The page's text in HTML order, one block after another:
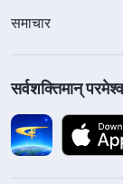
समाचार
सर्वशक्तिमान्‌